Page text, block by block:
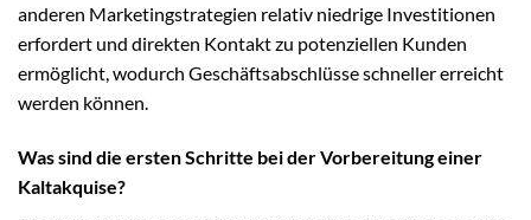
anderen Marketingstrategien relativ niedrige Investitionen
erfordert und direkten Kontakt zu potenziellen Kunden
ermöglicht, wodurch Geschäftsabschlüsse schneller erreicht
werden können.
Was sind die ersten Schritte bei der Vorbereitung einer
Kaltakquise?